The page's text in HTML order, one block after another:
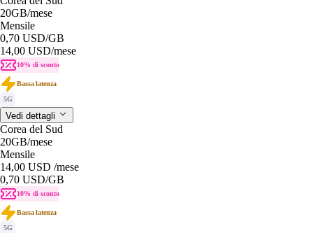
20GB/mese
Mensile
0,70 USD/GB
14,00 USD/mese
10% di sconto
Bassa latenza
5G
Vedi dettagli
Corea del Sud
20GB/mese
Mensile
14,00 USD /mese
0,70 USD/GB
10% di sconto
Bassa latenza
5G